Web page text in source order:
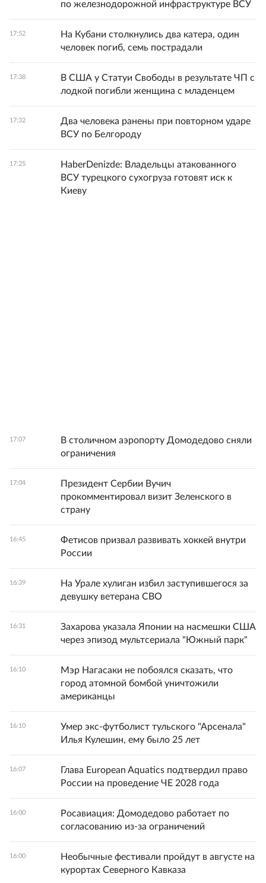
по железнодорожной инфраструктуре ВСУ
17:52
На Кубани столкнулись два катера, один
человек погиб, семь пострадали
17:38
В США у Статуи Свободы в результате ЧП с
лодкой погибли женщина с младенцем
17:32
Два человека ранены при повторном ударе
ВСУ по Белгороду
17:25
HaberDenizde: Владельцы атакованного
ВСУ турецкого сухогруза готовят иск к
Киеву
17:07
В столичном аэропорту Домодедово сняли
ограничения
17:04
Президент Сербии Вучич
прокомментировал визит Зеленского в
страну
16:45
Фетисов призвал развивать хоккей внутри
России
16:39
На Урале хулиган избил заступившегося за
девушку ветерана СВО
16:31
Захарова указала Японии на насмешки США
через эпизод мультсериала "Южный парк"
16:10
Мэр Нагасаки не побоялся сказать, что
город атомной бомбой уничтожили
американцы
16:10
Умер экс-футболист тульского "Арсенала"
Илья Кулешин, ему было 25 лет
16:07
Глава European Aquatics подтвердил право
России на проведение ЧЕ 2028 года
16:00
Росавиация: Домодедово работает по
согласованию из-за ограничений
16:00
Необычные фестивали пройдут в августе на
курортах Северного Кавказа